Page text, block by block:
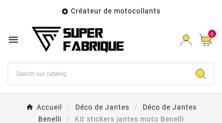
 Créateur de motocollants
 0
Accueil Déco de Jantes
Déco de Jantes
Benelli
Kit stickers jantes moto Benelli